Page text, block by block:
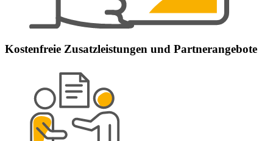
Kostenfreie Zusatzleistungen und Partnerangebote